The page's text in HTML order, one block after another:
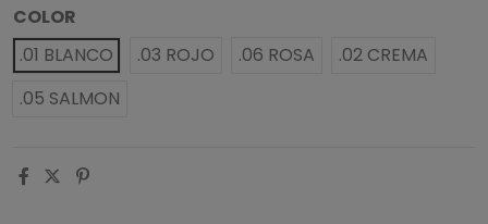
COLOR
.01 BLANCO
.03 ROJO .06 ROSA
.02 CREMA
.05 SALMON